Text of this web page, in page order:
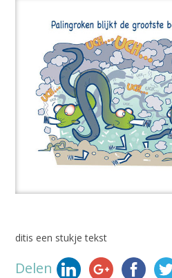
ditis een stukje tekst
Delen